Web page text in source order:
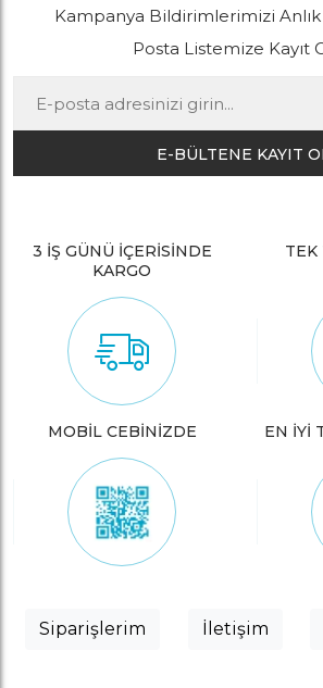
Kampanya Bildirimlerimizi
Posta Listemize Kayıt
E-BÜLTENE KAYIT
3 İŞ GÜNÜ İÇERİSİNDE
KARGO
TEK
MOBİL CEBİNİZDE EN İYİ
Siparişlerim İletişim